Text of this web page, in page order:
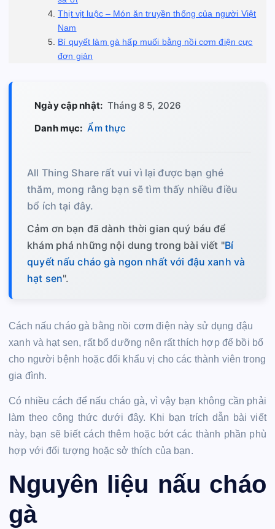
Thịt vịt luộc – Món ăn truyền thống của người Việt
Nam
Bí quyết làm gà hấp muối bằng nồi cơm điện cực
đơn giản
Ngày cập nhật: Tháng 8 5, 2026
Danh mục: Ẩm thực
All Thing Share rất vui vì lại được bạn ghé
thăm, mong rằng bạn sẽ tìm thấy nhiều điều
bổ ích tại đây.
Cảm ơn bạn đã dành thời gian quý báu để
khám phá những nội dung trong bài viết "Bí
quyết nấu cháo gà ngon nhất với đậu xanh và
hạt sen".
Cách nấu cháo gà bằng nồi cơm điện này sử dụng đậu
xanh và hạt sen, rất bổ dưỡng nên rất thích hợp để bồi bổ
cho người bệnh hoặc đổi khẩu vị cho các thành viên trong
gia đình.
Có nhiều cách để nấu cháo gà, vì vậy bạn không cần phải
làm theo công thức dưới đây. Khi bạn trích dẫn bài viết
này, bạn sẽ biết cách thêm hoặc bớt các thành phần phù
hợp với đối tượng hoặc sở thích của bạn.
Nguyên liệu nấu cháo
gà